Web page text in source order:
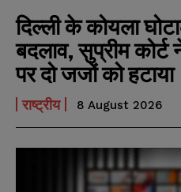
दिल्ली के कोयला
बदलाव, सुप्रीम कोर्ट
पर दो जजों को हटाया
राष्ट्रीय 8 August 2026